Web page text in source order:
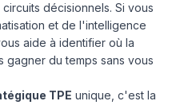
décisionnels. Si vous
et de l'intelligence
aide à identifier où la
gagner du temps sans vous
TPE unique, c'est la